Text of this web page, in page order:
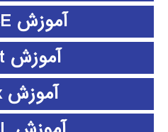
آموزش HSPICE
آموزش L-Edit
آموزش Latex